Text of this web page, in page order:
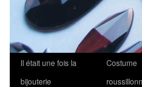
Il était une fois la
bijouterie
Costume